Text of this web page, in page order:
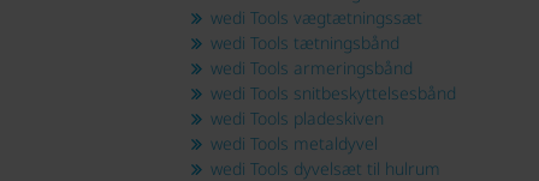
wedi Tools vægtætningssæt
wedi Tools tætningsbånd
wedi Tools armeringsbånd
wedi Tools snitbeskyttelsesbånd
wedi Tools pladeskiven
wedi Tools metaldyvel
wedi Tools dyvelsæt til hulrum